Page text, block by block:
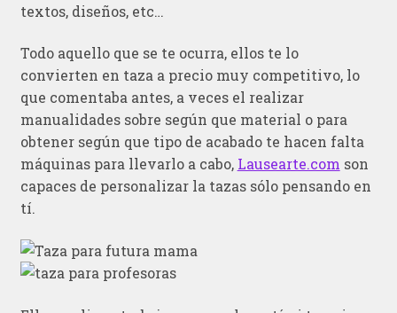
textos, diseños, etc…
Todo aquello que se te ocurra, ellos te lo
convierten en taza a precio muy competitivo, lo
que comentaba antes, a veces el realizar
manualidades sobre según que material o para
obtener según que tipo de acabado te hacen falta
máquinas para llevarlo a cabo, Lausearte.com son
capaces de personalizar la tazas sólo pensando en
tí.